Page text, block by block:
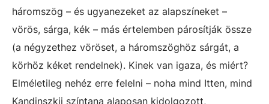
háromszög – és ugyanezeket az alapszíneket –
vörös, sárga, kék – más értelemben párosítják össze
(a négyzethez vöröset, a háromszöghöz sárgát, a
körhöz kéket rendelnek). Kinek van igaza, és miért?
Elméletileg nehéz erre felelni – noha mind Itten, mind
Kandinszkij színtana alaposan kidolgozott,